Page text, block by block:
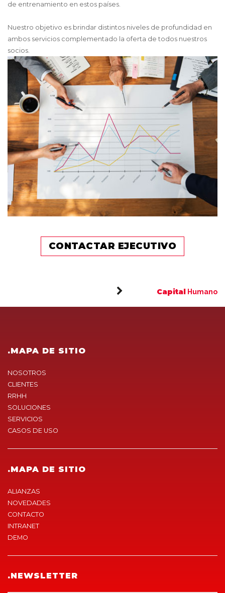
de entrenamiento en estos países.
Nuestro objetivo es brindar distintos niveles de profundidad en
ambos servicios complementado la oferta de todos nuestros
socios.
CONTACTAR EJECUTIVO
Capital Humano
.MAPA DE SITIO
NOSOTROS
CLIENTES
RRHH
SOLUCIONES
SERVICIOS
CASOS DE USO
.MAPA DE SITIO
ALIANZAS
NOVEDADES
CONTACTO
INTRANET
DEMO
.NEWSLETTER